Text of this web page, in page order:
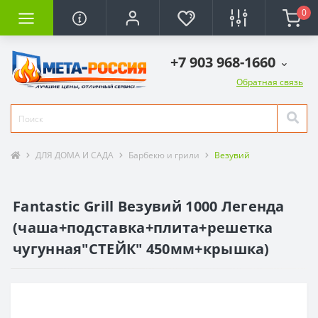
0
+7 903 968-1660
Обратная связь
ДЛЯ ДОМА И САДА Барбекю и грили Везувий
Fantastic Grill Везувий 1000 Легенда
(чаша+подставка+плита+решетка
чугунная"СТЕЙК" 450мм+крышка)